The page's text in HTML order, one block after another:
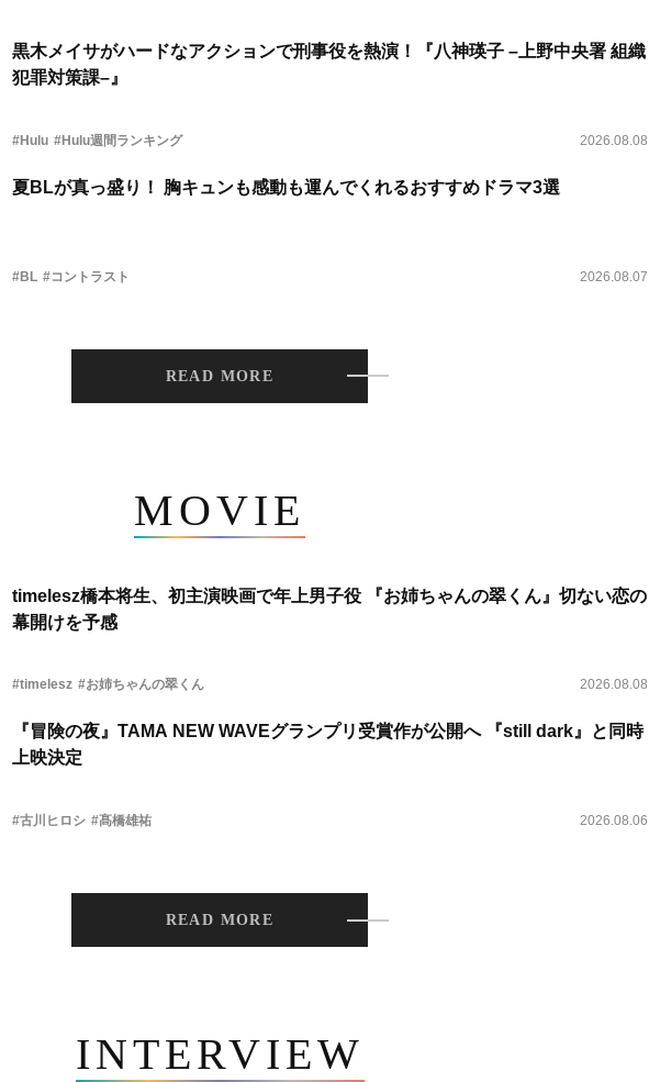
黒木メイサがハードなアクションで刑事役を熱演！『八神瑛子 –上野中央署 組織
犯罪対策課–』
#Hulu #Hulu週間ランキング 2026.08.08
夏BLが真っ盛り！ 胸キュンも感動も運んでくれるおすすめドラマ3選
#BL #コントラスト 2026.08.07
READ MORE
MOVIE
timelesz橋本将生、初主演映画で年上男子役 『お姉ちゃんの翠くん』切ない恋の
幕開けを予感
#timelesz #お姉ちゃんの翠くん 2026.08.08
『冒険の夜』TAMA NEW WAVEグランプリ受賞作が公開へ 『still dark』と同時
上映決定
#古川ヒロシ #髙橋雄祐 2026.08.06
READ MORE
INTERVIEW